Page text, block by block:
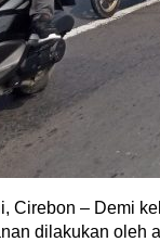
Cirebon – Demi
dilakukan oleh